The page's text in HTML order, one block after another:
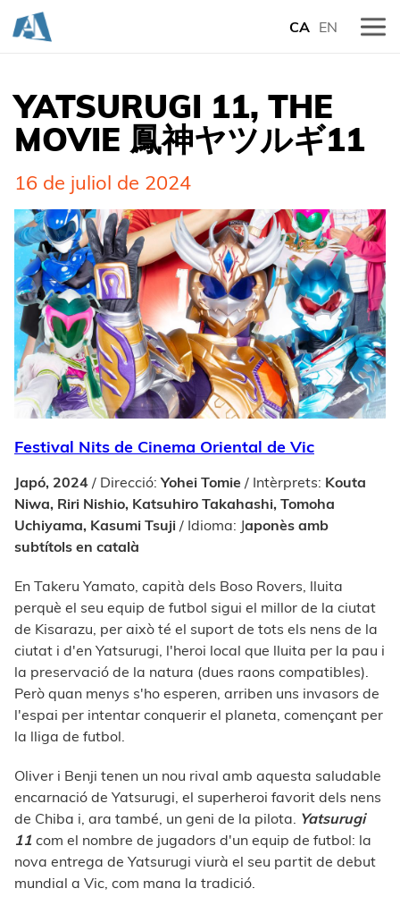
CA EN
YATSURUGI 11, THE
MOVIE 鳳神ヤツルギ11
16 de juliol de 2024
Festival Nits de Cinema Oriental de Vic
Japó, 2024 / Direcció:Yohei Tomie / Intèrprets: Kouta
Niwa, Riri Nishio, Katsuhiro Takahashi, Tomoha
Uchiyama, Kasumi Tsuji / Idioma: Japonès amb
subtítols en català
En Takeru Yamato, capità dels Boso Rovers, lluita
perquè el seu equip de futbol sigui el millor de la ciutat
de Kisarazu, per això té el suport de tots els nens de la
ciutat i d'en Yatsurugi, l'heroi local que lluita per la pau i
la preservació de la natura (dues raons compatibles).
Però quan menys s'ho esperen, arriben uns invasors de
l'espai per intentar conquerir el planeta, començant per
la lliga de futbol.
Oliver i Benji tenen un nou rival amb aquesta saludable
encarnació de Yatsurugi, el superheroi favorit dels nens
de Chiba i, ara també, un geni de la pilota. Yatsurugi
11 com el nombre de jugadors d'un equip de futbol: la
nova entrega de Yatsurugi viurà el seu partit de debut
mundial a Vic, com mana la tradició.